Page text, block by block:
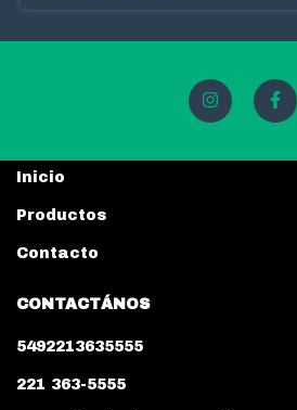
Inicio
Productos
Contacto
CONTACTÁNOS
5492213635555
221 363-5555